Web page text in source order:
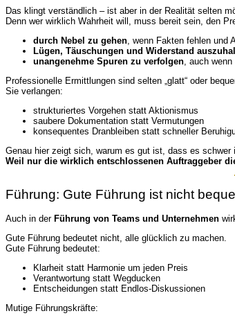
Das klingt verständlich – ist aber in der Realität selten
Denn wer wirklich Wahrheit will, muss bereit sein, den
durch Nebel zu gehen, wenn Fakten fehlen und
Lügen, Täuschungen und Widerstand
unangenehme Spuren zu verfolgen, auch
Professionelle Ermittlungen sind selten „glatt“ oder
Sie verlangen:
strukturiertes Vorgehen statt Aktionismus
saubere Dokumentation statt Vermutungen
konsequentes Dranbleiben statt schneller
Genau hier zeigt sich, warum es gut ist, dass es schwer
Weil nur die wirklich entschlossenen Auftraggeber
Führung: Gute Führung ist nicht
Auch in der Führung von Teams und Unternehmen
Gute Führung bedeutet nicht, alle glücklich zu machen.
Gute Führung bedeutet:
Klarheit statt Harmonie um jeden Preis
Verantwortung statt Wegducken
Entscheidungen statt Endlos-Diskussionen
Mutige Führungskräfte: